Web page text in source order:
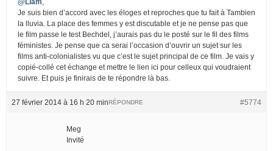
Je suis bien d’accord avec les éloges et reproches que tu fait à Tambien
la lluvia. La place des femmes y est discutable et je ne pense pas que
le film passe le test Bechdel, j’aurais pas du le posté sur le fil des films
féministes. Je pense que ca serai l’occasion d’ouvrir un sujet sur les
films anti-colonialistes vu que c’est le sujet principal de ce film. Je vais y
copié-collé cet échange et mettre le lien ici pour celleux qui voudraient
suivre. Et puis je finirais de te répondre là bas.
27 février 2014 à 16 h 20 min #5774
RÉPONDRE
Meg
Invité